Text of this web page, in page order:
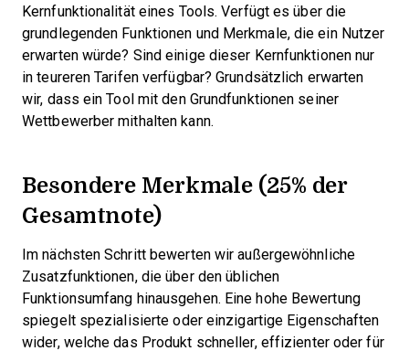
Kernfunktionalität eines Tools. Verfügt es über die
grundlegenden Funktionen und Merkmale, die ein Nutzer
erwarten würde? Sind einige dieser Kernfunktionen nur
in teureren Tarifen verfügbar? Grundsätzlich erwarten
wir, dass ein Tool mit den Grundfunktionen seiner
Wettbewerber mithalten kann.
Besondere Merkmale (25% der
Gesamtnote)
Im nächsten Schritt bewerten wir außergewöhnliche
Zusatzfunktionen, die über den üblichen
Funktionsumfang hinausgehen. Eine hohe Bewertung
spiegelt spezialisierte oder einzigartige Eigenschaften
wider, welche das Produkt schneller, effizienter oder für